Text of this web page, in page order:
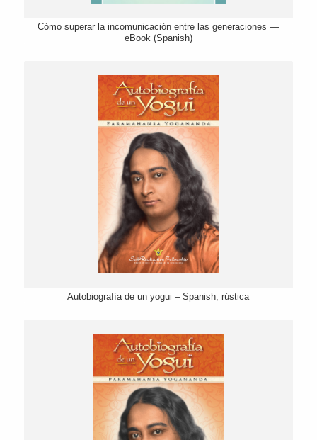
Cómo superar la incomunicación entre las generaciones —
eBook (Spanish)
Autobiografía de un yogui – Spanish, rústica